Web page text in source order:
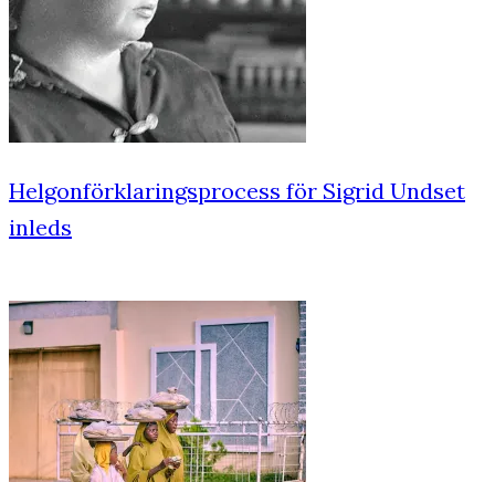
Helgonförklaringsprocess för Sigrid Undset
inleds